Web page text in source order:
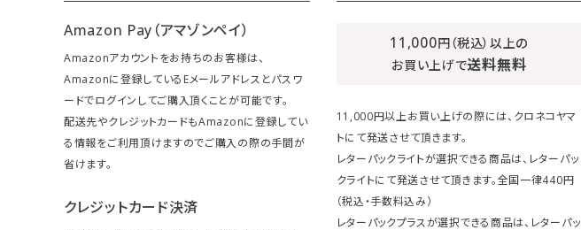
Amazon Pay（アマゾンペイ）
Amazonアカウントをお持ちのお客様は、
Amazonに登録しているEメールアドレスとパスワ
ードでログインしてご購入頂くことが可能です。
配送先やクレジットカードもAmazonに登録してい
る情報をご利用頂けますのでご購入の際の手間が
省けます。
クレジットカード決済
11,000円（税込）以上の
お買い上げで送料無料
11,000円以上お買い上げの際には、クロネコヤマ
トにて発送させて頂きます。
レターパックライトが選択できる商品は、レターパッ
クライトにて発送させて頂きます。全国一律440円
（税込・手数料込み）
レターパックプラスが選択できる商品は、レターパッ